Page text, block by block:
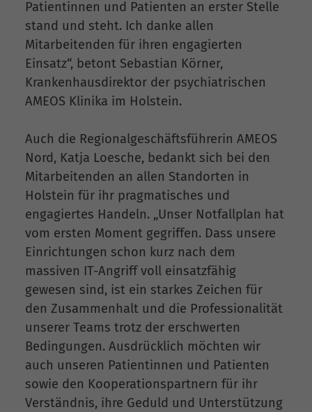
Patientinnen und Patienten an erster Stelle
stand und steht. Ich danke allen
Mitarbeitenden für ihren engagierten
Einsatz“, betont Sebastian Körner,
Krankenhausdirektor der psychiatrischen
AMEOS Klinika im Holstein.
Auch die Regionalgeschäftsführerin AMEOS
Nord, Katja Loesche, bedankt sich bei den
Mitarbeitenden an allen Standorten in
Holstein für ihr pragmatisches und
engagiertes Handeln. „Unser Notfallplan hat
vom ersten Moment gegriffen. Dass unsere
Einrichtungen schon kurz nach dem
massiven IT-Angriff voll einsatzfähig
gewesen sind, ist ein starkes Zeichen für
den Zusammenhalt und die Professionalität
unserer Teams trotz der erschwerten
Bedingungen. Ausdrücklich möchten wir
auch unseren Patientinnen und Patienten
sowie den Kooperationspartnern für ihr
Verständnis, ihre Geduld und Unterstützung